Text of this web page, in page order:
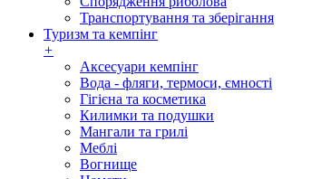
Транспортування та зберігання
Туризм та кемпінг
+
Аксесуари кемпінг
Вода - фляги, термоси, ємності
Гігієна та косметика
Килимки та подушки
Мангали та грилі
Меблі
Вогнище